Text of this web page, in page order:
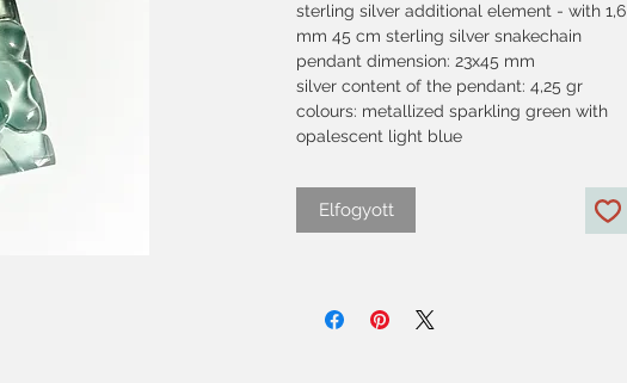
sterling silver additional element - with 1,6
mm 45 cm sterling silver snakechain
pendant dimension: 23x45 mm
silver content of the pendant: 4,25 gr
colours: metallized sparkling green with
opalescent light blue
Elfogyott